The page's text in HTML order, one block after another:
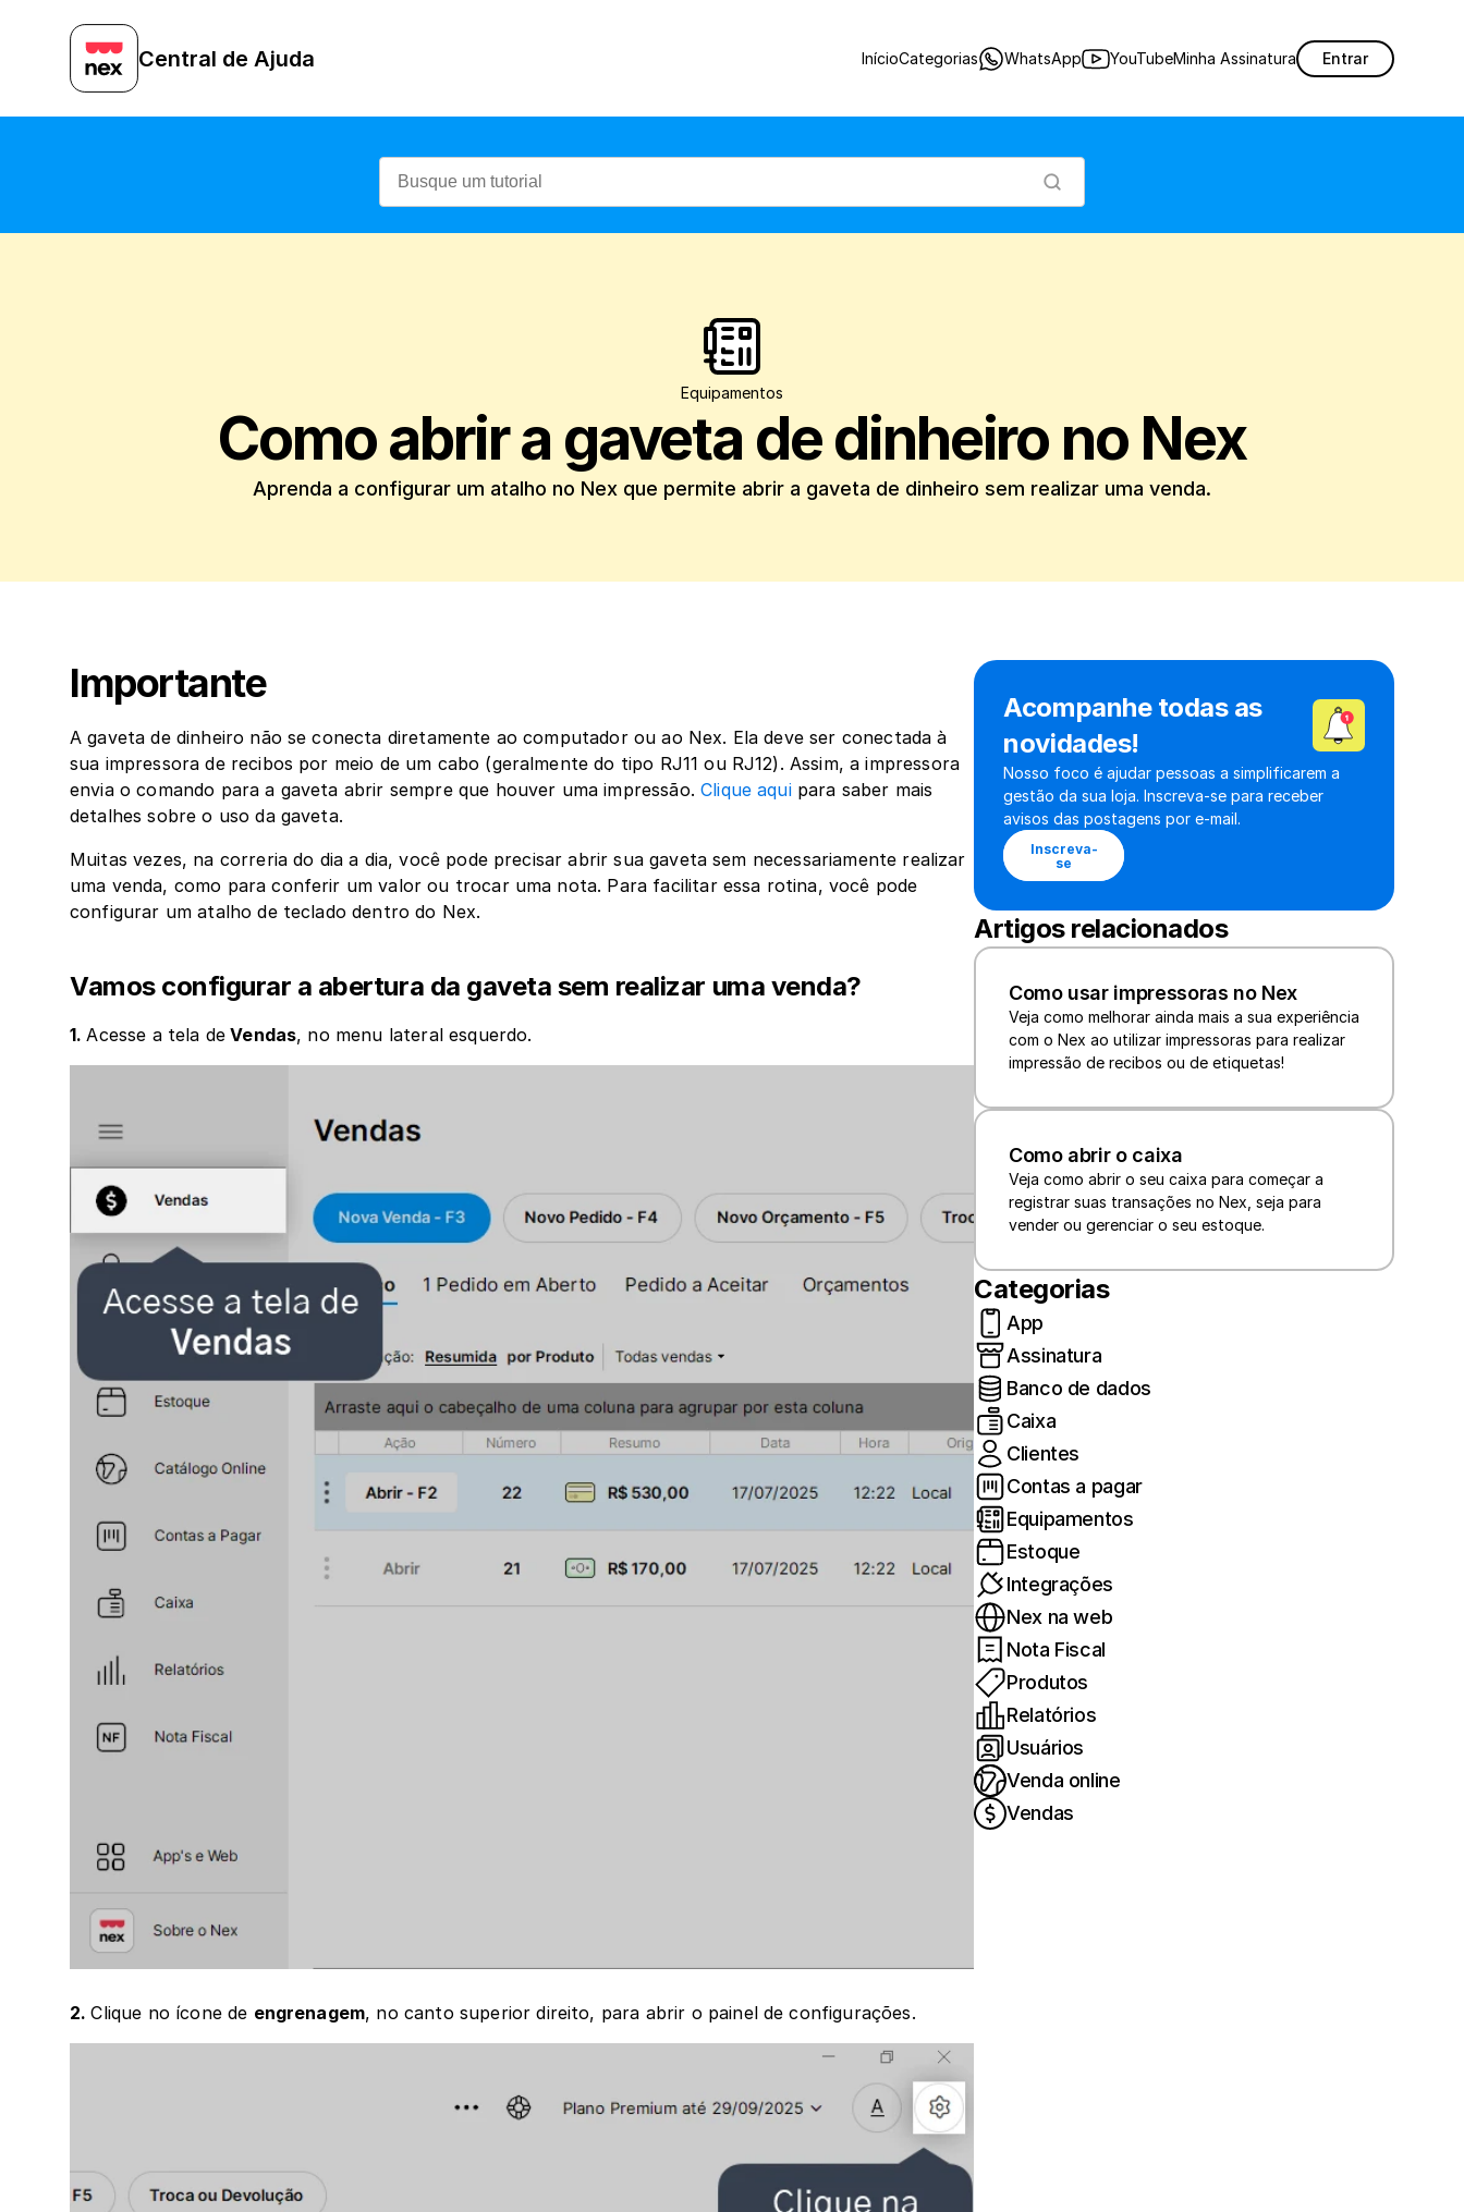
Central de Ajuda InícioCategorias WhatsApp YouTubeMinha Assinatura Entrar
Equipamentos
‍Como abrir a gaveta de dinheiro no Nex
Aprenda a configurar um atalho no Nex que permite abrir a gaveta de dinheiro sem realizar uma venda.
Importante
A gaveta de dinheiro não se conecta diretamente ao computador ou ao Nex. Ela deve ser conectada à
sua impressora de recibos por meio de um cabo (geralmente do tipo RJ11 ou RJ12). Assim, a impressora
envia o comando para a gaveta abrir sempre que houver uma impressão. Clique aqui para saber mais
detalhes sobre o uso da gaveta.
Muitas vezes, na correria do dia a dia, você pode precisar abrir sua gaveta sem necessariamente realizar
uma venda, como para conferir um valor ou trocar uma nota. Para facilitar essa rotina, você pode
configurar um atalho de teclado dentro do Nex.
Vamos configurar a abertura da gaveta sem realizar uma venda?
1. Acesse a tela de Vendas, no menu lateral esquerdo.
2. Clique no ícone de engrenagem, no canto superior direito, para abrir o painel de configurações.
Acompanhe todas as
novidades!
Nosso foco é ajudar pessoas a simplificarem a
gestão da sua loja. Inscreva-se para receber
avisos das postagens por e-mail.
Inscreva-
se
Artigos relacionados
Como usar impressoras no Nex
Veja como melhorar ainda mais a sua experiência
com o Nex ao utilizar impressoras para realizar
impressão de recibos ou de etiquetas!
Como abrir o caixa
Veja como abrir o seu caixa para começar a
registrar suas transações no Nex, seja para
vender ou gerenciar o seu estoque.
Categorias
App
Assinatura
Banco de dados
Caixa
Clientes
Contas a pagar
Equipamentos
Estoque
Integrações
Nex na web
Nota Fiscal
Produtos
Relatórios
Usuários
Venda online
Vendas